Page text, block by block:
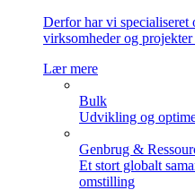
Derfor har vi specialiseret
virksomheder og projekter
Lær mere
Bulk
Udvikling og
Genbrug &
Et stort globalt
omstilling